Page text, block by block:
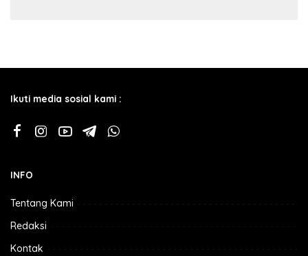
Ikuti media sosial kami :
INFO
Tentang Kami
Redaksi
Kontak